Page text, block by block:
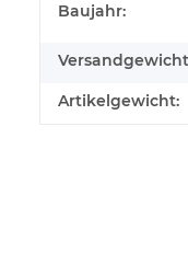
Baujahr:
Artikelgewicht: